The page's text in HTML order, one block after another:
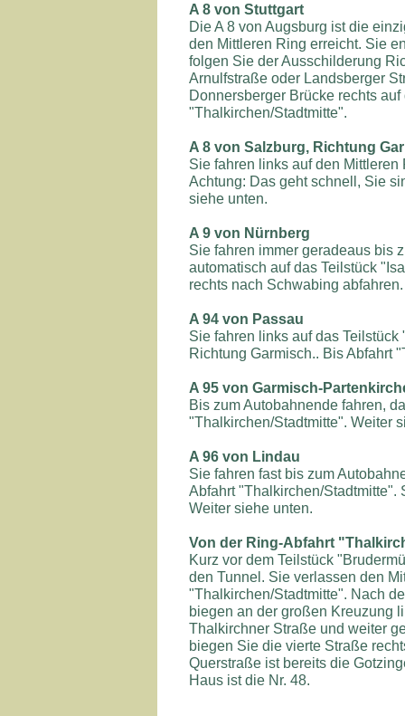
A 8 von Stuttgart
Die A 8 von Augsburg ist die
den Mittleren Ring erreicht. Sie
folgen Sie der Ausschilderung
Arnulfstraße oder Landsberger
Donnersberger Brücke rechts
"Thalkirchen/Stadtmitte".
A 8 von Salzburg, Richtung
Sie fahren links auf den
Achtung: Das geht schnell, Sie
siehe unten.
A 9 von Nürnberg
Sie fahren immer geradeaus bis
automatisch auf das Teilstück
rechts nach Schwabing
A 94 von Passau
Sie fahren links auf das
Richtung Garmisch.. Bis Abfahrt
A 95 von Garmisch-
Bis zum Autobahnende fahren,
"Thalkirchen/Stadtmitte". Weiter
A 96 von Lindau
Sie fahren fast bis zum
Abfahrt "Thalkirchen/Stadtmitte".
Weiter siehe unten.
Von der Ring-Abfahrt
Kurz vor dem Teilstück
den Tunnel. Sie verlassen den
"Thalkirchen/Stadtmitte". Nach
biegen an der großen Kreuzung
Thalkirchner Straße und weiter
biegen Sie die vierte Straße
Querstraße ist bereits die
Haus ist die Nr. 48.